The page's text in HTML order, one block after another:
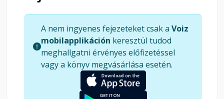
könyvsorozatunk 2. kötete, ha megvalósítod, a
céged szintet lép, és te végre a fejlődésre, nem a
tűzoltásra koncentrálhatsz. Ha gyorsan akarsz
haladni, töltsd le a könyvhöz tartozó bónuszokat.
https://pongorjuhaszattila.hu/onjaro-
munkatarsak-es-vezetok-kezdocsomag/
A nem ingyenes fejezeteket csak a Voiz
mobilapplikáción keresztül tudod
meghallgatni érvényes előfizetéssel
vagy a könyv megvásárlása esetén.